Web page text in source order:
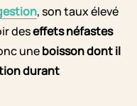
, son taux élevé
deseffets néfastes
uneboisson dont il
durant